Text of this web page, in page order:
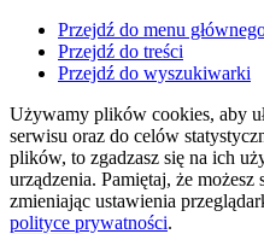
Przejdź do menu
Przejdź do treści
Przejdź do wyszukiwarki
Używamy plików cookies, aby
serwisu oraz do celów
plików, to zgadzasz się na ich
urządzenia. Pamiętaj, że możesz
zmieniając ustawienia
polityce prywatności.